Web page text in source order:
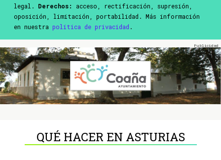
legal. Derechos:
acceso, rectificación, supresión,
oposición, limitación, portabilidad. Más información
en nuestra política de privacidad .
QUÉ HACER EN ASTURIAS